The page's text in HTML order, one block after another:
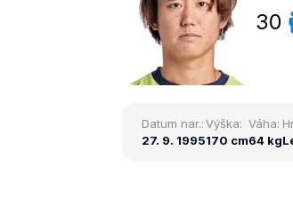
30
Datum nar.:
27. 9. 1995
Výška:
170 cm
Váha:
64 kg